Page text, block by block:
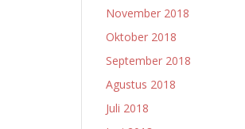
November 2018
Oktober 2018
September 2018
Agustus 2018
Juli 2018